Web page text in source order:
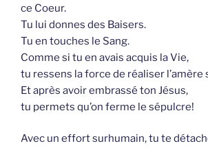
ce Coeur.
Tu lui donnes des Baisers.
Tu en touches le Sang.
Comme si tu en avais acquis la Vie,
tu ressens la force de réaliser l’amère
Et après avoir embrassé ton Jésus,
tu permets qu’on ferme le sépulcre!
Avec un effort surhumain, tu te